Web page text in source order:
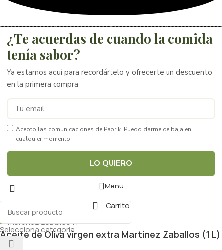
¿Te acuerdas de cuando la comida
tenía sabor?
Ya estamos aquí para recordártelo y ofrecerte un descuento
en la primera compra
Acepto las comunicaciones de Paprik. Puedo darme de baja en
cualquier momento.
LO QUIERO
Selecciona categoría
Menu
Carrito
Aceite de Oliva virgen extra Martinez Zaballos (1 L)